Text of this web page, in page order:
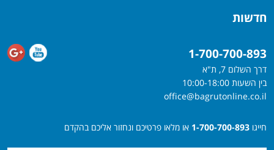
חדשות
1-700-700-893
דרך השלום 7, ת"א
בין השעות 10:00-18:00
office@bagrutonline.co.il
חייגו 1-700-700-893 או מלאו פרטיכם ונחזור אליכם בהקדם